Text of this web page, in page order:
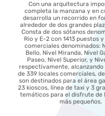
Con una arquitectura
completa la manzana y en
desarrolla un recorrido en
alrededor de dos grandes
Consta de dos sótanos
Rio y E-2 con 1413 puestos
comerciales denominados:
Bello, Nivel Miranda, Nivel
Paseo, Nivel Superior, y
respectivamente,
de 339 locales comerciales,
son destinados para el área
23 kioscos, línea de taxi y 3
temáticos para el disfrute de
más pequeños.